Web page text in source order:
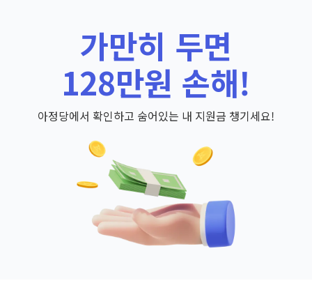
가만히 두면
128만원 손해!
아정당에서 확인하고 숨어있는 내 지원금 챙기세요!